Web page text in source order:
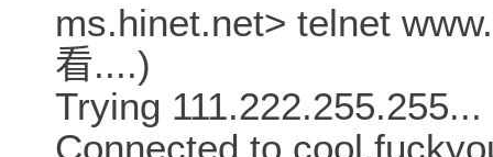
ms.hinet.net> telnet
看....)
Trying 111.222.255.255...
Connected to